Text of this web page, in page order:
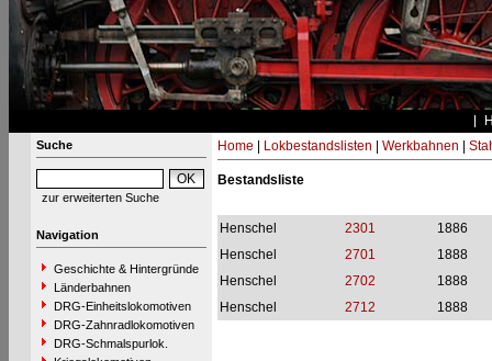
Suche
zur erweiterten Suche
Navigation
Geschichte & Hintergründe
Länderbahnen
DRG-Einheitslokomotiven
DRG-Zahnradlokomotiven
DRG-Schmalspurlok.
Home Lokbestandslisten Werkbahnen
Bestandsliste
Henschel 2301
1886
Henschel
2701
1888
Henschel
2702
1888
Henschel
2712 1888